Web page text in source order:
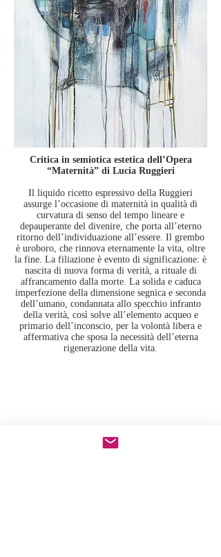
Critica in semiotica estetica dell’Opera
“Maternità” di Lucia Ruggieri
Il liquido ricetto espressivo della Ruggieri
assurge l’occasione di maternità in qualità di
curvatura di senso del tempo lineare e
depauperante del divenire, che porta all’eterno
ritorno dell’individuazione all’essere. Il grembo
è uroboro, che rinnova eternamente la vita, oltre
la fine. La filiazione è evento di significazione: è
nascita di nuova forma di verità, a rituale di
affrancamento dalla morte. La solida e caduca
imperfezione della dimensione segnica e seconda
dell’umano, condannata allo specchio infranto
della verità, così solve all’elemento acqueo e
primario dell’inconscio, per la volontà libera e
affermativa che sposa la necessità dell’eterna
rigenerazione della vita.